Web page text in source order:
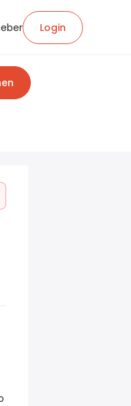
Login